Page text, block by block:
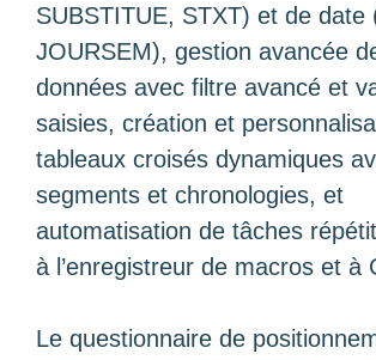
SUBSTITUE, STXT) et de date
JOURSEM), gestion avancée
données avec filtre avancé et
saisies, création et
tableaux croisés dynamiques
segments et chronologies, et
automatisation de tâches
à l’enregistreur de macros et à
Le questionnaire de